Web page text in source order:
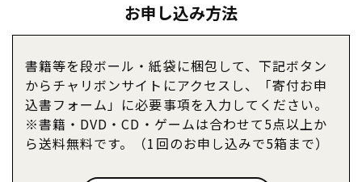
お申し込み方法
書籍等を段ボール・紙袋に梱包して、下記ボタン
からチャリボンサイトにアクセスし、「寄付お申
込書フォーム」に必要事項を入力してください。
※書籍・DVD・CD・ゲームは合わせて5点以上か
ら送料無料です。（1回のお申し込みで5箱まで）